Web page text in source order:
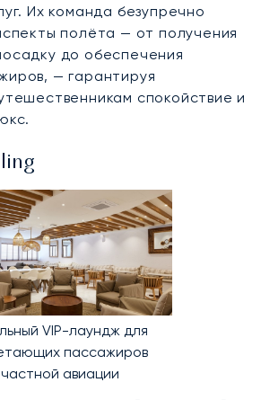
Их команда безупречно
полёта — от получения
до обеспечения
— гарантируя
спокойствие и
VIP-лаундж для
пассажиров
частной авиации